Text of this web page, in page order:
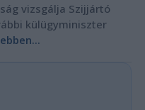
vizsgálja Szijjártó
külügyminiszter